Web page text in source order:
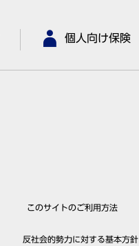
個人向け保険
このサイトのご利用方法
反社会的勢力に対する基本方針